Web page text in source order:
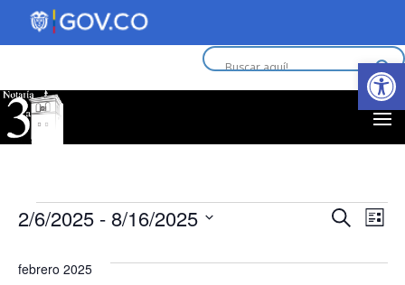
Abrir
Eventos
de
Buscar
Lista
2/6/2025 - 8/16/2025
la
febrero 2025